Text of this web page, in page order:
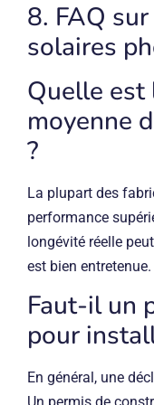
8. FAQ
solaires
Quelle est
moyenne
?
La plupart des
performance
longévité réelle
est bien entretenue.
Faut-il un
pour
En général, une